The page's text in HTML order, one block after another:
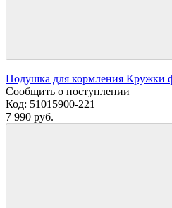
Подушка для кормления Кружки
Сообщить о поступлении
Код: 51015900-221
7 990 руб.